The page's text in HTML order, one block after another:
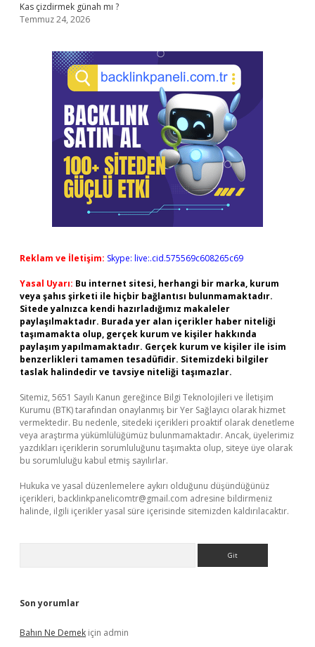
Kas çizdirmek günah mı ?
Temmuz 24, 2026
Reklam ve İletişim: Skype: live:.cid.575569c608265c69
Yasal Uyarı: Bu internet sitesi, herhangi bir marka, kurum
veya şahıs şirketi ile hiçbir bağlantısı bulunmamaktadır.
Sitede yalnızca kendi hazırladığımız makaleler
paylaşılmaktadır. Burada yer alan içerikler haber niteliği
taşımamakta olup, gerçek kurum ve kişiler hakkında
paylaşım yapılmamaktadır. Gerçek kurum ve kişiler ile isim
benzerlikleri tamamen tesadüfidir. Sitemizdeki bilgiler
taslak halindedir ve tavsiye niteliği taşımazlar.
Sitemiz, 5651 Sayılı Kanun gereğince Bilgi Teknolojileri ve İletişim
Kurumu (BTK) tarafından onaylanmış bir Yer Sağlayıcı olarak hizmet
vermektedir. Bu nedenle, sitedeki içerikleri proaktif olarak denetleme
veya araştırma yükümlülüğümüz bulunmamaktadır. Ancak, üyelerimiz
yazdıkları içeriklerin sorumluluğunu taşımakta olup, siteye üye olarak
bu sorumluluğu kabul etmiş sayılırlar.
Hukuka ve yasal düzenlemelere aykırı olduğunu düşündüğünüz
içerikleri, backlinkpanelicomtr@gmail.com adresine bildirmeniz
halinde, ilgili içerikler yasal süre içerisinde sitemizden kaldırılacaktır.
Son yorumlar
Bahın Ne Demek için admin